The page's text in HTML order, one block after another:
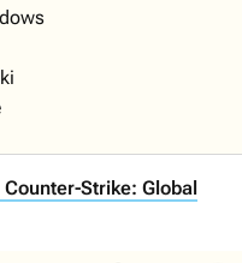
Strike: Global